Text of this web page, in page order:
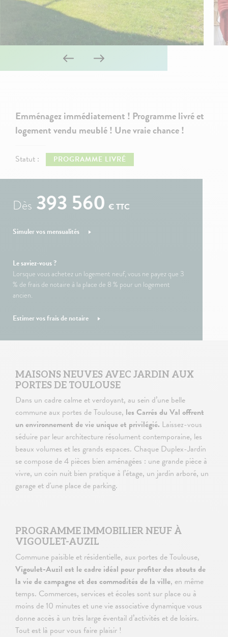
Emménagez immédiatement ! Programme livré et
logement vendu meublé ! Une vraie chance !
Statut : PROGRAMME LIVRÉ
Dès 393 560 € TTC
Simuler vos mensualités
Le saviez-vous ?
Lorsque vous achetez un logement neuf, vous ne payez que 3
% de frais de notaire à la place de 8 % pour un logement
ancien.
Estimer vos frais de notaire
MAISONS NEUVES AVEC JARDIN AUX
PORTES DE TOULOUSE
Dans un cadre calme et verdoyant, au sein d’une belle
commune aux portes de Toulouse, les Carrés du Val offrent
un environnement de vie unique et privilégié. Laissez-vous
séduire par leur architecture résolument contemporaine, les
beaux volumes et les grands espaces. Chaque Duplex-Jardin
se compose de 4 pièces bien aménagées : une grande pièce à
vivre, un coin nuit bien pratique à l’étage, un jardin arboré, un
garage et d'une place de parking.
PROGRAMME IMMOBILIER NEUF À
VIGOULET-AUZIL
Commune paisible et résidentielle, aux portes de Toulouse,
Vigoulet-Auzil est le cadre idéal pour profiter des atouts de
la vie de campagne et des commodités de la ville, en même
temps. Commerces, services et écoles sont sur place ou à
moins de 10 minutes et une vie associative dynamique vous
donne accès à un très large éventail d’activités et de loisirs.
Tout est là pour vous faire plaisir !